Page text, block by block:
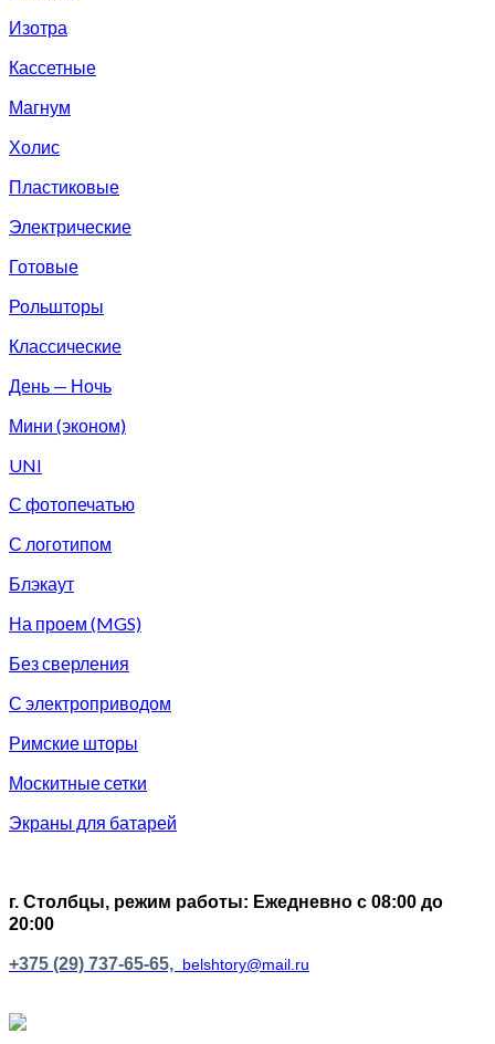
Изотра
Кассетные
Магнум
Холис
Пластиковые
Электрические
Готовые
Рольшторы
Классические
День — Ночь
Мини (эконом)
UNI
С фотопечатью
С логотипом
Блэкаут
На проем (MGS)
Без сверления
С электроприводом
Римские шторы
Москитные сетки
Экраны для батарей
г. Столбцы, режим работы: Ежедневно с 08:00 до
20:00
+375 (29) 737-65-65, belshtory@mail.ru